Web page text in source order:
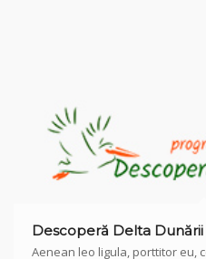
Descoperă Delta Dunării
Aenean leo ligula, porttitor eu,